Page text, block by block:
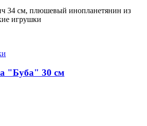
34 см, плюшевый инопланетянин из
игрушки
"Буба" 30 см